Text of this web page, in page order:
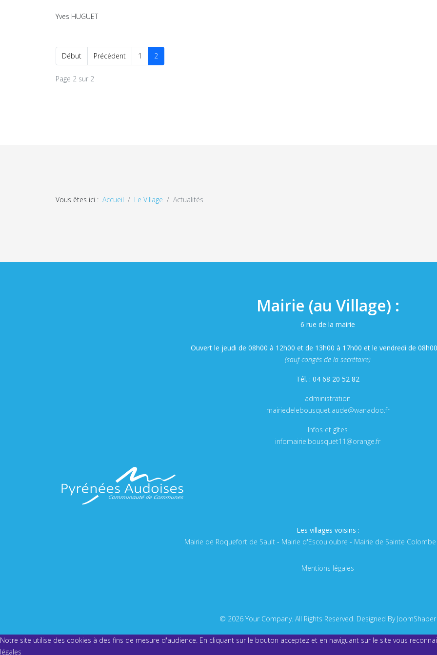
Yves HUGUET
Début Précédent 1 2
Page 2 sur 2
Vous êtes ici : Accueil Le Village Actualités
Mairie (au Village) :
6 rue de la mairie
Ouvert le jeudi de 08h00 à 12h00 et de 13h00 à 17h00 et le vendredi de
(sauf congés de la secrétaire)
Tél. : 04 68 20 52 82
administration
mairiedelebousquet.aude@wanadoo.fr
Infos et gîtes
infomairie.bousquet11@orange.fr
Les villages voisins :
Mairie de Roquefort de Sault - Mairie d'Escouloubre - Mairie de Sainte
Mentions légales
© 2026 Your Company. All Rights Reserved. Designed By JoomShaper
Notre site utilise des cookies à des fins de mesure d'audience. En cliquant sur le bouton acceptez et en naviguant sur le site vous
légales